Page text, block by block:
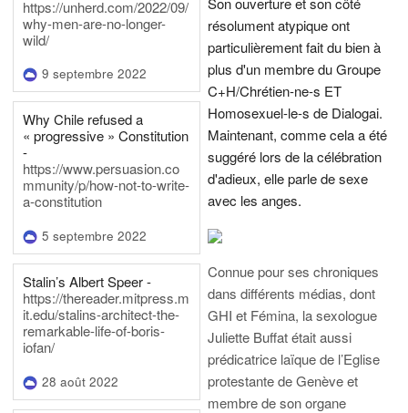
https://unherd.com/2022/09/
why-men-are-no-longer-
wild/
9 septembre 2022
Why Chile refused a
« progressive » Constitution
-
https://www.persuasion.co
mmunity/p/how-not-to-write-
a-constitution
5 septembre 2022
Stalin’s Albert Speer -
https://thereader.mitpress.m
it.edu/stalins-architect-the-
remarkable-life-of-boris-
iofan/
28 août 2022
résolument atypique ont
particulièrement fait du bien à
plus d'un membre du Groupe
C+H/Chrétien-ne-s ET
Homosexuel-le-s de Dialogai.
Maintenant, comme cela a été
suggéré lors de la célébration
d'adieux, elle parle de sexe
avec les anges.
Connue pour ses chroniques
dans différents médias, dont
GHI et Fémina, la sexologue
Juliette Buffat était aussi
prédicatrice laïque de l’Eglise
protestante de Genève et
membre de son organe